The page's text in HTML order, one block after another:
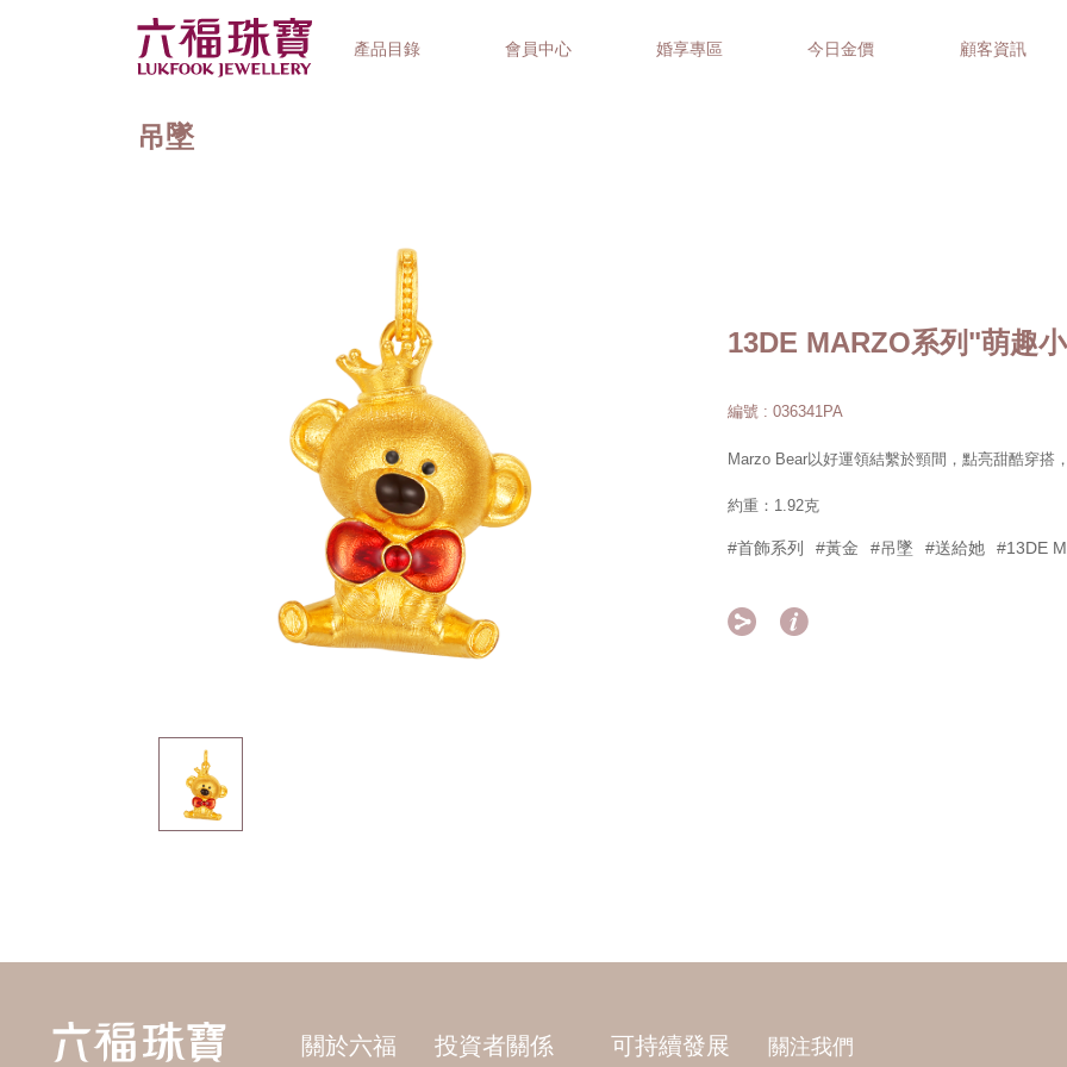
產品目錄 會員中心 婚享專區 今日金價 顧客資訊
吊墜
13DE MARZO系列"萌趣
編號 : 036341PA
Marzo Bear以好運領結繫於頸間，點亮甜酷穿搭
約重：1.92克
#首飾系列 #黃金 #吊墜 #送給她 #13DE
 
關於六福 投資者關係 可持續發展 關注我們